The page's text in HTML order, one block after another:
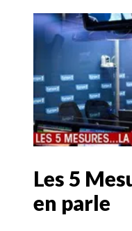
Les 5
en parle